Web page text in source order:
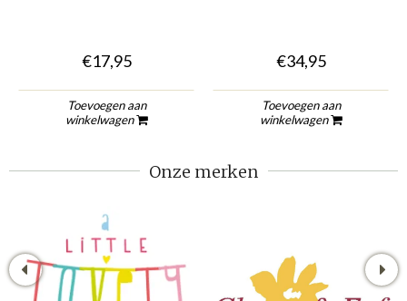
€17,95
Toevoegen aan
winkelwagen
€34,95
Toevoegen aan
winkelwagen
Onze merken